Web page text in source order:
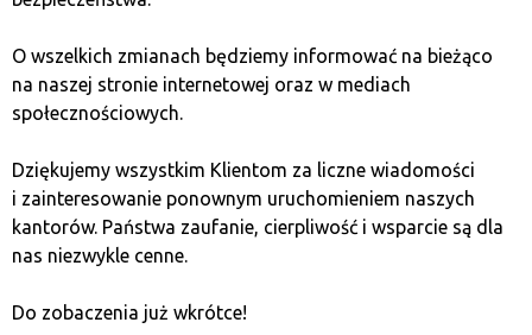
transakcje międzynarodowe, stanowią one idealny
przesyłających środki do rodzinnego kraju. Ich
uniwersalizm okazuje się szczególnie cenny
w kontekście rosnącej globalizacji, znacznie ułatwia
międzynarodowego.
Dodatkowo, korzystać z kryptowalut może każda
osoba będąca online, co wydatnie demokratyzuje
dostępie do bankowości kryptoaktywa oferują
O wszelkich zmianach będziemy informować na bieżąco
na naszej stronie internetowej oraz w mediach
społecznościowych.
Dziękujemy wszystkim Klientom za liczne wiadomości
i zainteresowanie ponownym uruchomieniem naszych
kantorów. Państwa zaufanie, cierpliwość i wsparcie są dla
nas niezwykle cenne.
Do zobaczenia już wkrótce!